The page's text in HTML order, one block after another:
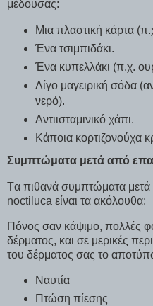
μέδουσας:
Μια πλαστική κάρτα
Ένα τσιμπιδάκι.
Ένα κυπελλάκι (π.χ.
Λίγο μαγειρική σόδα
νερό).
Αντιισταμινικό χάπι.
Κάποια κορτιζονούχα
Συμπτώματα μετά από
Tα πιθανά συμπτώματα
noctiluca είναι τα ακόλουθα:
Πόνος σαν κάψιμο, πολλές
δέρματος, και σε μερικές
του δέρματος σας το
Ναυτία
Πτώση πίεσης